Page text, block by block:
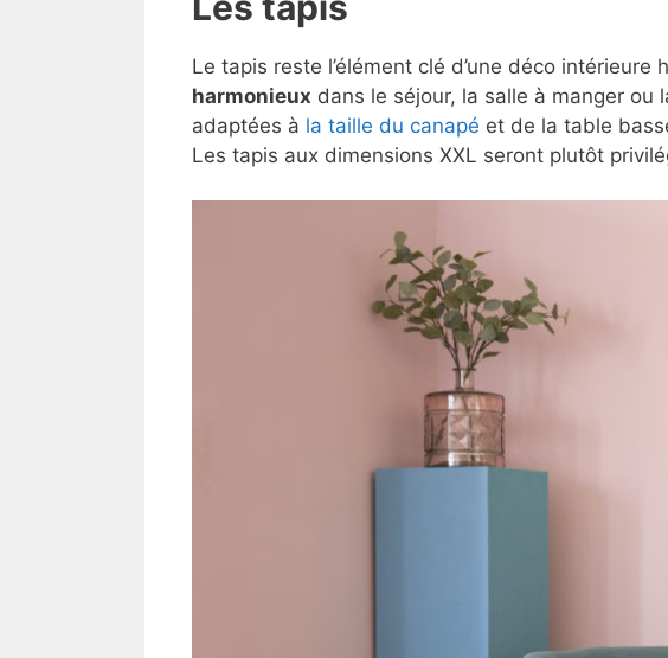
Le tapis reste l’élément clé d’une déco
harmonieux dans le séjour, la salle à manger
adaptées à la taille du canapé et de la table
Les tapis aux dimensions XXL seront plutôt